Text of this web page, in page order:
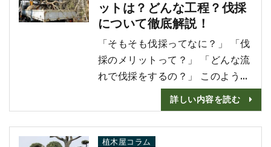
ウッドデッキなどに及ぶこともあ
ります。 この記事では、庭木に
シロアリが発生する原因や駆除方
法、今後の予防方法について詳
し･･･
ットは？どんな工程？伐採
について徹底解説！
「そもそも伐採ってなに？」 「伐
採のメリットって？」 「どんな流
れで伐採をするの？」 このような
疑問をお持ちではないでしょう
か。 なんとなく木を切ることで
ある、とは分かっていても、伐採
と剪定がごちゃごちゃになってる
詳しい内容を読む
植木屋コラム